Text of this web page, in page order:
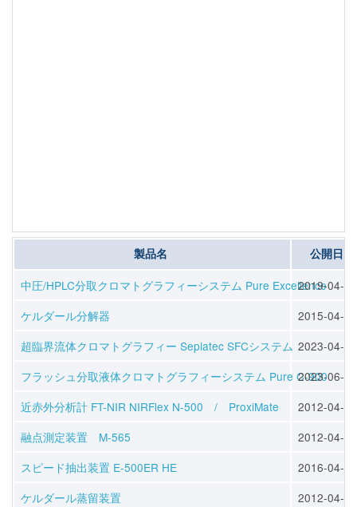
製品名 公開日
中圧/HPLC分取クロマトグラフィーシステム Pure Excellence
2019-04-22
ケルダール分解器
2015-04-10
超臨界流体クロマトグラフィー Sepiatec SFCシステム 2023-04-14
フラッシュ分取液体クロマトグラフィーシステム Pure C-900
2023-06-07
近赤外分析計 FT-NIR NIRFlex N-500 / ProxiMate
2012-04-23
融点測定装置 M-565
2012-04-23
スピード抽出装置 E-500ER HE
2016-04-13
ケルダール蒸留装置
2012-04-25